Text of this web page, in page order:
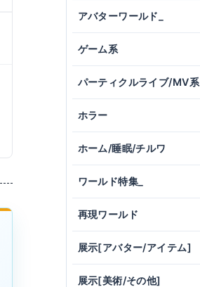
アバターワールド_
ゲーム系
パーティクルライブ/MV系
ホラー
ホーム/睡眠/チルワ
ワールド特集_
再現ワールド
展示[アバター/アイテム]
展示[美術/その他]